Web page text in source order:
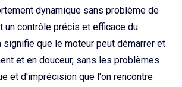
dynamique sans problème de
un contrôle précis et efficace du
signifie que le moteur peut démarrer et
et en douceur, sans les problèmes
et d'imprécision que l'on rencontre